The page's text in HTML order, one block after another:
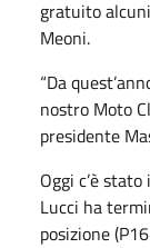
gratuito
Meoni.
“Da
nostro Moto
presidente
Oggi c’è
Lucci ha
posizione